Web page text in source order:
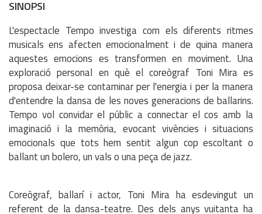
SINOPSI
L'espectacle Tempo investiga com els diferents ritmes
musicals ens afecten emocionalment i de quina manera
aquestes emocions es transformen en moviment. Una
exploració personal en què el coreògraf Toni Mira es
proposa deixar-se contaminar per l'energia i per la manera
d'entendre la dansa de les noves generacions de ballarins.
Tempo vol convidar el públic a connectar el cos amb la
imaginació i la memòria, evocant vivències i situacions
emocionals que tots hem sentit algun cop escoltant o
ballant un bolero, un vals o una peça de jazz.
Coreògraf, ballarí i actor, Toni Mira ha esdevingut un
referent de la dansa-teatre. Des dels anys vuitanta ha